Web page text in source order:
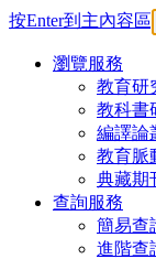
按Enter到主內容區
瀏覽服務
教育研
教科書
編譯論
教育脈
典藏期
查詢服務
簡易查
進階查